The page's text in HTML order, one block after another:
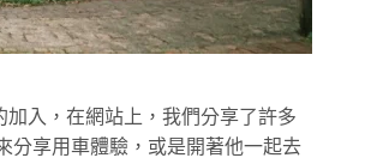
加入，在網站上，我們分享了許多
分享用車體驗，或是開著他一起去